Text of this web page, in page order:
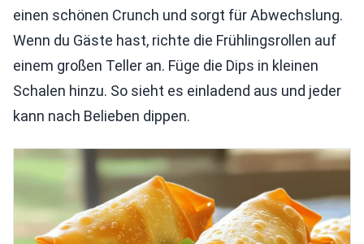
einen schönen Crunch und sorgt für Abwechslung.
Wenn du Gäste hast, richte die Frühlingsrollen auf
einem großen Teller an. Füge die Dips in kleinen
Schalen hinzu. So sieht es einladend aus und jeder
kann nach Belieben dippen.